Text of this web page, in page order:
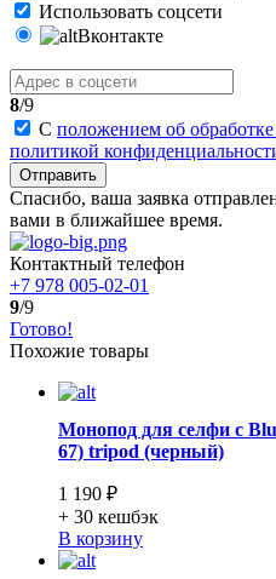
Использовать соцсети
Вконтакте
8/9
С положением об
политикой
Отправить
Спасибо, ваша заявка
вами в ближайшее время.
Контактный телефон
+7 978 005-02-01
9/9
Готово!
Похожие товары
Монопод для селфи с
67) tripod (черный)
1 190 ₽
+ 30 кешбэк
В корзину